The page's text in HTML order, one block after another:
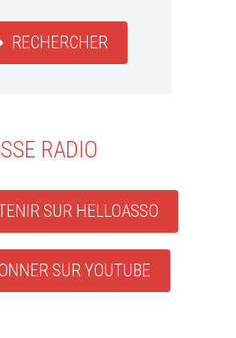
RECHERCHER
RADIO
SUR HELLOASSO
SUR YOUTUBE